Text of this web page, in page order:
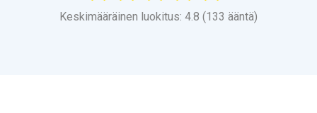
Keskimääräinen luokitus: 4.8 (133 ääntä)